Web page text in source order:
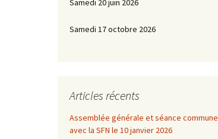
Samedi 20 juin 2026
Samedi 17 octobre 2026
Articles récents
Assemblée générale et séance commune
avec la SFN le 10 janvier 2026